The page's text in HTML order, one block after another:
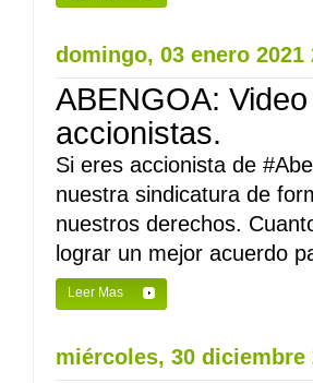
domingo, 03 enero 2021
ABENGOA:
accionistas.
Si eres accionista de
nuestra sindicatura de
nuestros derechos.
lograr un mejor acuerdo
Leer Mas
miércoles, 30 diciembre